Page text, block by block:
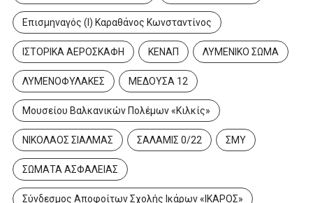
Επισμηναγός (Ι) Καραθάνος Κωνσταντίνος
ΙΣΤΟΡΙΚΑ ΑΕΡΟΣΚΑΦΗ ΚΕΝΑΠ ΛΥΜΕΝΙΚΟ ΣΩΜΑ
ΛΥΜΕΝΟΦΥΛΑΚΕΣ ΜΕΔΟΥΣΑ 12
Μουσείου Βαλκανικών Πολέμων «Κιλκίς»
ΝΙΚΟΛΑΟΣ ΣΙΑΛΜΑΣ ΣΑΛΑΜΙΣ 0/22 ΣΜΥ
ΣΩΜΑΤΑ ΑΣΦΑΛΕΙΑΣ
Σύνδεσμος Αποφοίτων Σχολής Ικάρων «ΙΚΑΡΟΣ»